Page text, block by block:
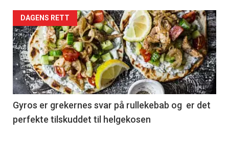
Forsiden
akkurat
nå
-
6
DAGENS RETT
Gyros er grekernes svar på rullekebab og er det
perfekte tilskuddet til helgekosen